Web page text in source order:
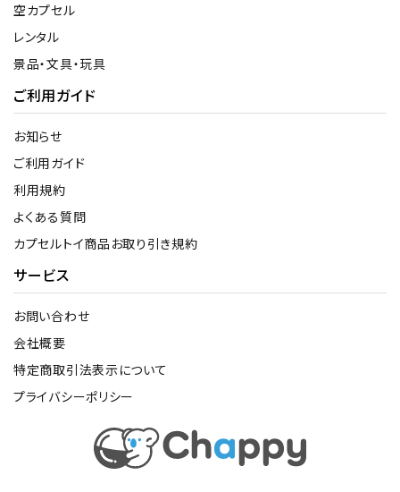
空カプセル
レンタル
景品・文具・玩具
ご利用ガイド
お知らせ
ご利用ガイド
利用規約
よくある質問
カプセルトイ商品お取り引き規約
サービス
お問い合わせ
会社概要
特定商取引法表示について
プライバシーポリシー